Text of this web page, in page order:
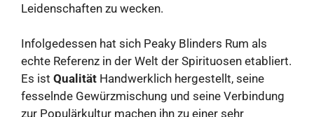
Leidenschaften zu wecken.
Infolgedessen hat sich Peaky Blinders Rum als
echte Referenz in der Welt der Spirituosen etabliert.
Es ist Qualität Handwerklich hergestellt, seine
fesselnde Gewürzmischung und seine Verbindung
zur Populärkultur machen ihn zu einer sehr